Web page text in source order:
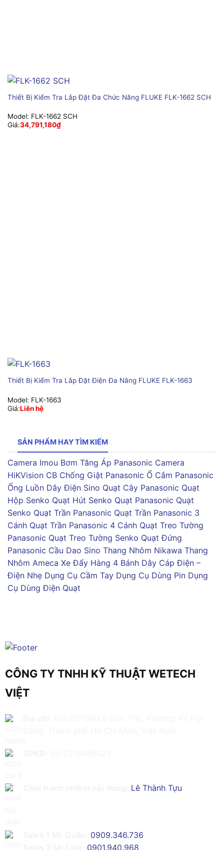
Thiết Bị Kiểm Tra Lắp Đặt Đa Chức Năng FLUKE FLK-1662 SCH
Model: FLK-1662 SCH
Giá:34,791,180₫
Thiết Bị Kiểm Tra Lắp Đặt Điện Đa Năng FLUKE FLK-1663
Model: FLK-1663
Giá:Liên hệ
SẢN PHẨM HAY TÌM KIẾM
Camera Imou Bơm Tăng Áp Panasonic Camera
HiKVision CB Chống Giật Panasonic Ổ Cắm Panasonic
Ống Luồn Dây Điện Sino Quạt Cây Panasonic Quạt
Hộp Senko Quạt Hút Senko Quạt Panasonic Quạt
Senko Quạt Trần Panasonic Quạt Trần Panasonic 3
Cánh Quạt Trần Panasonic 4 Cánh Quạt Treo Tường
Panasonic Quạt Treo Tường Senko Quạt Đứng
Panasonic Cầu Dao Sino Thang Nhôm Nikawa Thang
Nhôm Ameca Xe Đẩy Hàng 4 Bánh Dây Cáp Điện –
Điện Nhẹ Dụng Cụ Cầm Tay Dụng Cụ Dùng Pin Dụng
Cụ Dùng Điện Quạt
CÔNG TY TNHH KỸ THUẬT WETECH
VIỆT
Lê Thành Tựu
0909.346.736
0901.940.968